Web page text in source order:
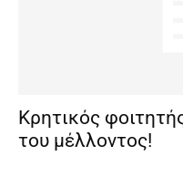
Κρητικός
του μέλλοντος!